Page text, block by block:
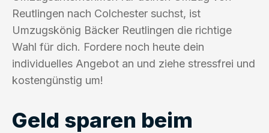
Reutlingen nach Colchester suchst, ist
Umzugskönig Bäcker Reutlingen die richtige
Wahl für dich. Fordere noch heute dein
individuelles Angebot an und ziehe stressfrei und
kostengünstig um!
Geld sparen beim